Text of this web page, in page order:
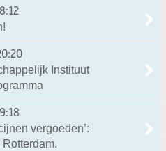
Instituut
vergoeden’: